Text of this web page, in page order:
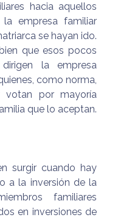
hacia aquellos
empresa familiar
se hayan ido.
que esos pocos
la empresa
como norma,
votan por mayoría
que lo aceptan.
surgir cuando hay
a la inversión de la
familiares
en inversiones de